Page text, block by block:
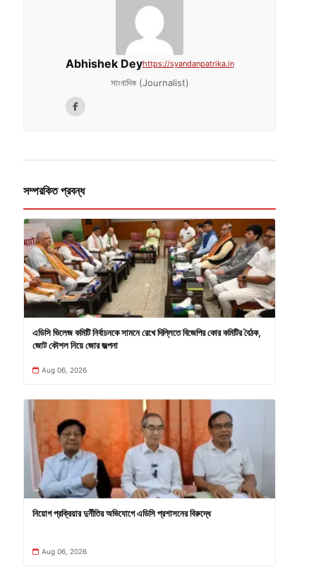
Abhishek Deyhttps://syandanpatrika.in
সাংবাদিক (Journalist)
সম্পরকিত প্রবন্ধ
এডিসি ভিলেজ কমিটি নির্বাচনকে সামনে রেখে দিল্লিতে বিজেপির কোর কমিটির বৈঠক,
জোট কৌশল নিয়ে জোর জল্পনা
Aug 06, 2026
নিয়োগ প্রক্রিয়ার দুর্নীতির অভিযোগে এডিসি প্রশাসনের বিরুদ্ধে
Aug 06, 2026